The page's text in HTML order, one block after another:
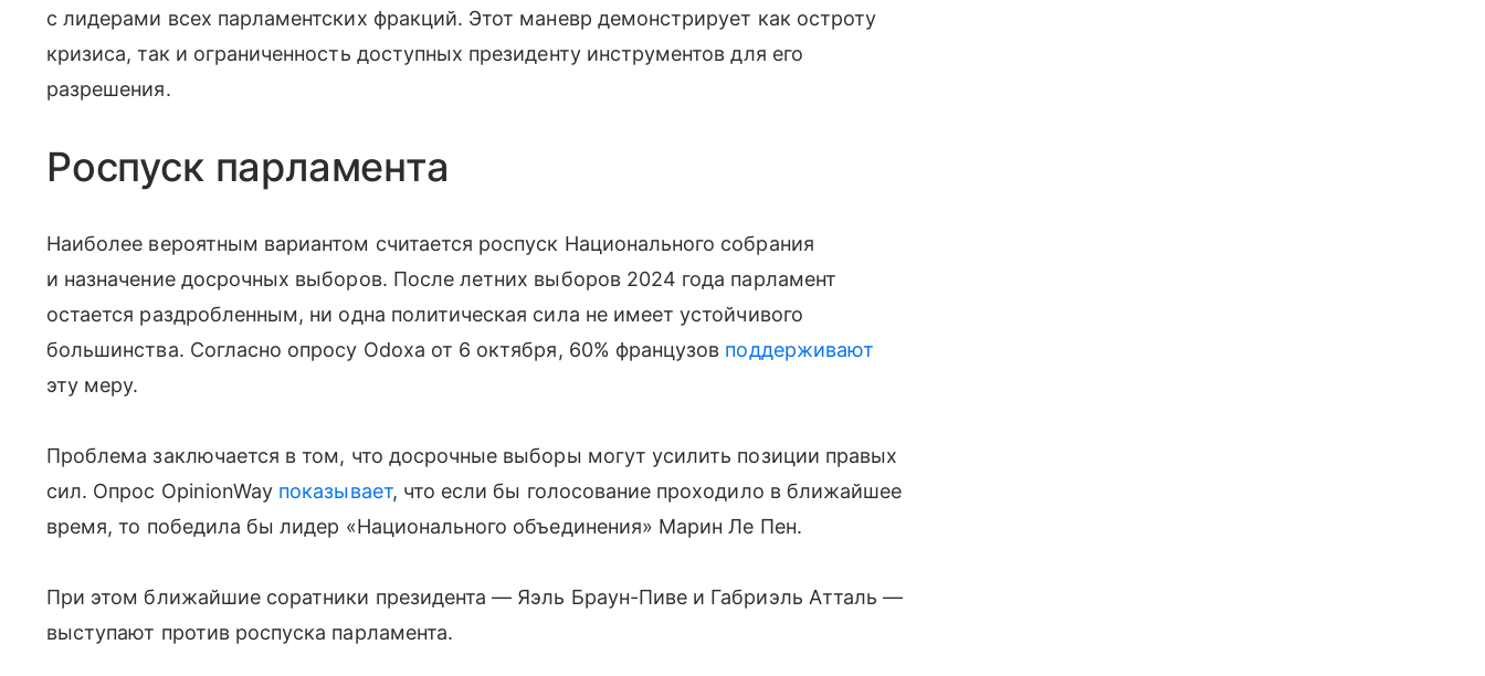
с лидерами всех парламентских фракций. Этот маневр демонстрирует как остроту
кризиса, так и ограниченность доступных президенту инструментов для его
разрешения.
Роспуск парламента
Наиболее вероятным вариантом считается роспуск Национального собрания
и назначение досрочных выборов. После летних выборов 2024 года парламент
остается раздробленным, ни одна политическая сила не имеет устойчивого
большинства. Согласно опросу Odoxa от 6 октября, 60% французов поддерживают
эту меру.
Проблема заключается в том, что досрочные выборы могут усилить позиции правых
сил. Опрос OpinionWay показывает, что если бы голосование проходило в ближайшее
время, то победила бы лидер «Национального объединения» Марин Ле Пен.
При этом ближайшие соратники президента — Яэль Браун-Пиве и Габриэль Атталь —
выступают против роспуска парламента.